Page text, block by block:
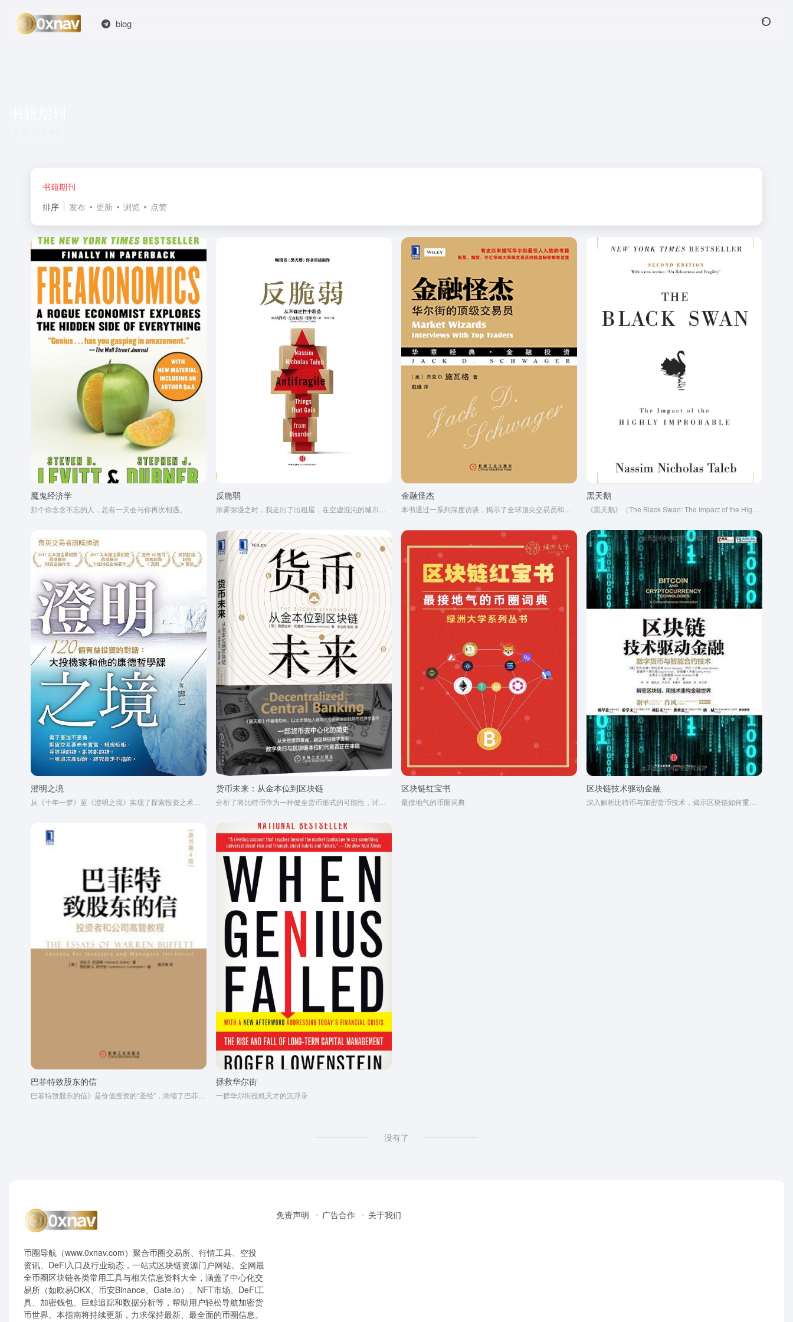
blog
书籍期刊
排序
发布 更新 浏览 点赞
魔鬼经济学
那个你念念不忘的人，总有一天会与你再次相遇。
反脆弱 金融怪杰 黑天鹅
澄明之境 货币未来：从金本位到区块链 区块链红宝书
最接地气的币圈词典
区块链技术驱动金融
巴菲特致股东的信 拯救华尔街
一群华尔街投机天才的沉浮录
没有了
币圈导航（www.0xnav.com）聚合币圈交易所、行情工具、空投
资讯、DeFi入口及行业动态，一站式区块链资源门户网站。全网最
全币圈区块链各类常用工具与相关信息资料大全，涵盖了中心化交
易所（如欧易OKX、币安Binance、Gate.io）、NFT市场、DeFi工
具、加密钱包、巨鲸追踪和数据分析等，帮助用户轻松导航加密货
币世界。本指南将持续更新，力求保持最新、最全面的币圈信息。
免责声明 广告合作 关于我们